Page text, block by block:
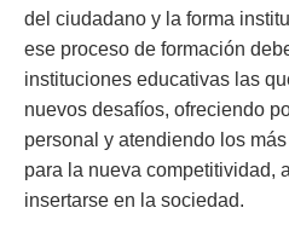
del ciudadano y la forma
ese proceso de formación
instituciones educativas las
nuevos desafíos, ofreciendo
personal y atendiendo los
para la nueva competitividad,
insertarse en la sociedad.